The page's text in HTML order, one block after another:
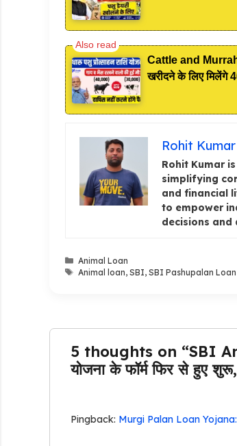
Cattle and Murrah
खरीदने के लिए मिलेंगे
Rohit Kumar
Rohit Kumar
simplifying
and financial
to empower
decisions and
Categories
Animal Loan
Tags
Animal loan,SBI,SBI Pashupalan
5 thoughts on “SBI
योजना के फॉर्म फिर से हुए
Pingback: Murgi Palan Loan Yojana: